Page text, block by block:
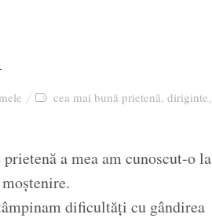
cea mai bună prietenă, diriginte,
a mea am cunoscut-o la
dificultăți cu gândirea